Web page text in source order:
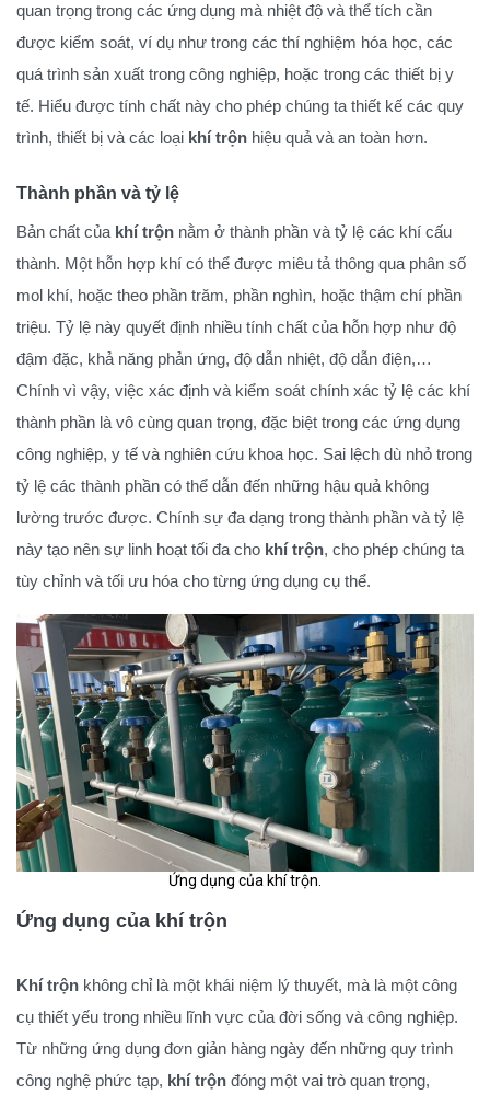
quan trọng trong các ứng dụng mà nhiệt độ và thể tích cần
được kiểm soát, ví dụ như trong các thí nghiệm hóa học, các
quá trình sản xuất trong công nghiệp, hoặc trong các thiết bị y
tế. Hiểu được tính chất này cho phép chúng ta thiết kế các quy
trình, thiết bị và các loại khí trộn hiệu quả và an toàn hơn.
Thành phần và tỷ lệ
Bản chất của khí trộn nằm ở thành phần và tỷ lệ các khí cấu
thành. Một hỗn hợp khí có thể được miêu tả thông qua phân số
mol khí, hoặc theo phần trăm, phần nghìn, hoặc thậm chí phần
triệu. Tỷ lệ này quyết định nhiều tính chất của hỗn hợp như độ
đậm đặc, khả năng phản ứng, độ dẫn nhiệt, độ dẫn điện,…
Chính vì vậy, việc xác định và kiểm soát chính xác tỷ lệ các khí
thành phần là vô cùng quan trọng, đặc biệt trong các ứng dụng
công nghiệp, y tế và nghiên cứu khoa học. Sai lệch dù nhỏ trong
tỷ lệ các thành phần có thể dẫn đến những hậu quả không
lường trước được. Chính sự đa dạng trong thành phần và tỷ lệ
này tạo nên sự linh hoạt tối đa cho khí trộn, cho phép chúng ta
tùy chỉnh và tối ưu hóa cho từng ứng dụng cụ thể.
Ứng dụng của khí trộn.
Ứng dụng của khí trộn
Khí trộn không chỉ là một khái niệm lý thuyết, mà là một công
cụ thiết yếu trong nhiều lĩnh vực của đời sống và công nghiệp.
Từ những ứng dụng đơn giản hàng ngày đến những quy trình
công nghệ phức tạp, khí trộn đóng một vai trò quan trọng,